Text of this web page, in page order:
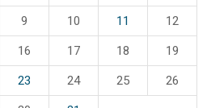
9 10 11 12
16 17 18 19
23 24 25 26